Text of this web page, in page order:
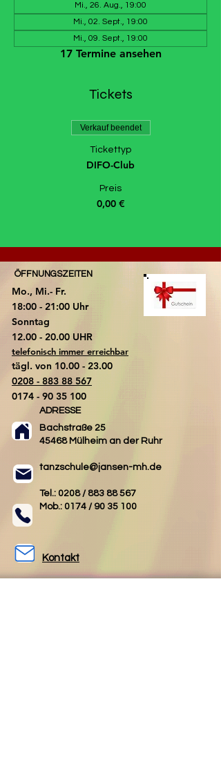
Mi., 26. Aug., 19:00
Mi., 02. Sept., 19:00
Mi., 09. Sept., 19:00
17 Termine ansehen
Tickets
Verkauf beendet
Tickettyp
DIFO-Club
Preis
0,00 €
ÖFFNUNGSZEITEN
Mo., Mi.- Fr.
18:00 - 21:00 Uhr
​Sonntag
​12.00 - 20.00 UHR
telefonisch immer erreichbar
tägl. von 10.00 - 23.00
0208 - 883 88 567
0174 - 90 35 100
ADRESSE
Bachstraße 25
45468 Mülheim an der Ruhr
tanzschule@jansen-mh.de
Tel.: 0208 / 883 88 567
Mob.: 0174 / 90 35 100
Kontakt